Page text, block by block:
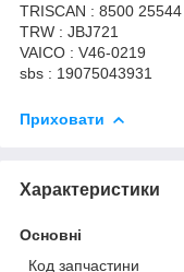
TRISCAN : 8500 25544
TRW : JBJ721
VAICO : V46-0219
sbs : 19075043931
Приховати
Характеристики
Основні
Код запчастини